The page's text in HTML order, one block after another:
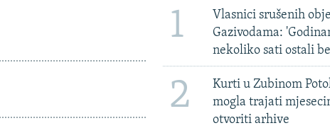
1
Vlasnici srušenih
Gazivodama:
nekoliko sati ostali
2
Kurti u Zubinom
mogla trajati
otvoriti arhive